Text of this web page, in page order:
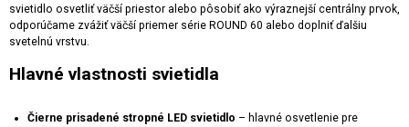
svietidlo osvetliť väčší priestor alebo pôsobiť ako výraznejší centrálny prvok,
odporúčame zvážiť väčší priemer série ROUND 60 alebo doplniť ďalšiu
svetelnú vrstvu.
Hlavné vlastnosti svietidla
Čierne prisadené stropné LED svietidlo – hlavné osvetlenie pre